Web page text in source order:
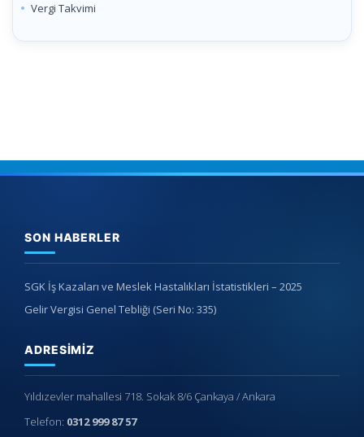
Vergi Takvimi
SON HABERLER
SGK İş Kazaları ve Meslek Hastalıkları İstatistikleri – 2025
Gelir Vergisi Genel Tebliği (Seri No: 335)
ADRESIMIZ
Yıldızevler mahallesi 718. Sokak 8/6 Çankaya / Ankara
Telefon: 0312 999 87 57